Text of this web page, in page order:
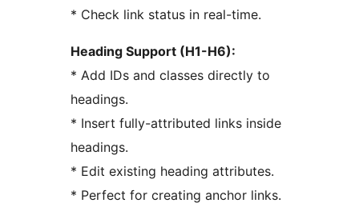
* Check link status in real-time.
Heading Support (H1-H6):
* Add IDs and classes directly to
headings.
* Insert fully-attributed links inside
headings.
* Edit existing heading attributes.
* Perfect for creating anchor links.